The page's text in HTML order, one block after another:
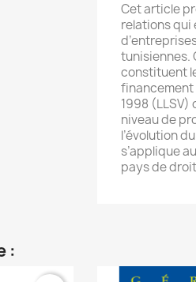
Cet article
relations qui
tunisiennes.
constituent
financement
1998 (LLSV)
niveau de
l’évolution
s’applique
pays de
: